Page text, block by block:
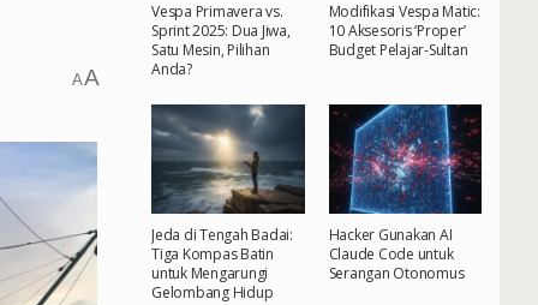
AA
Vespa Primavera vs.
Sprint 2025: Dua Jiwa,
Satu Mesin, Pilihan
Anda?
Modifikasi Vespa Matic:
10 Aksesoris ‘Proper’
Budget Pelajar-Sultan
Jeda di Tengah Badai:
Tiga Kompas Batin
untuk Mengarungi
Gelombang Hidup
Hacker Gunakan AI
Claude Code untuk
Serangan Otonomus